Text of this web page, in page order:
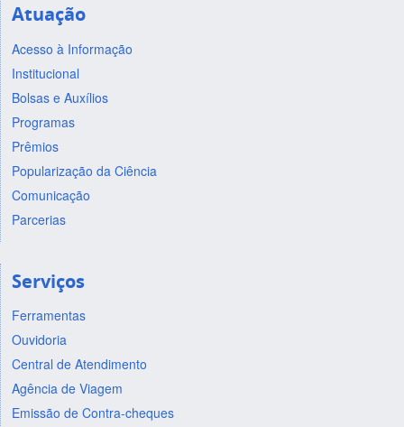
Atuação
Acesso à Informação
Institucional
Bolsas e Auxílios
Programas
Prêmios
Popularização da Ciência
Comunicação
Parcerias
Serviços
Ferramentas
Ouvidoria
Central de Atendimento
Agência de Viagem
Emissão de Contra-cheques